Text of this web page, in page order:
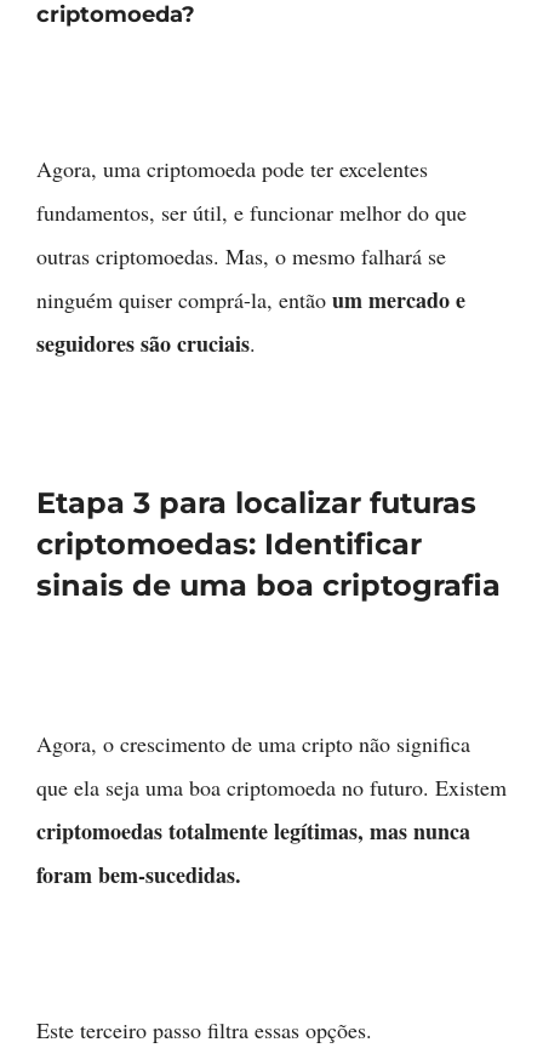
criptomoeda?
Agora, uma criptomoeda pode ter excelentes
fundamentos, ser útil, e funcionar melhor do que
outras criptomoedas. Mas, o mesmo falhará se
ninguém quiser comprá-la, então um mercado e
seguidores são cruciais.
Etapa 3 para localizar futuras
criptomoedas: Identificar
sinais de uma boa criptografia
Agora, o crescimento de uma cripto não significa
que ela seja uma boa criptomoeda no futuro. Existem
criptomoedas totalmente legítimas, mas nunca
foram bem-sucedidas.
Este terceiro passo filtra essas opções.